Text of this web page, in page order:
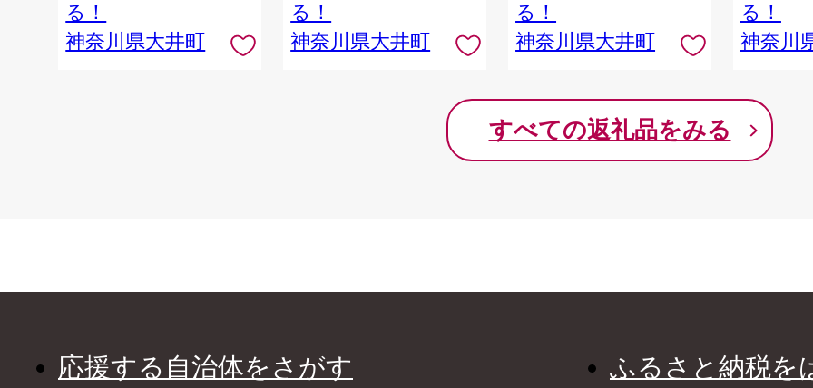
る！
神奈川県大井町
る！
神奈川県大井町
る！
神奈川県大井町
る！
神奈川
すべての返礼品をみる
応援する自治体をさがす
ふるさと納税を